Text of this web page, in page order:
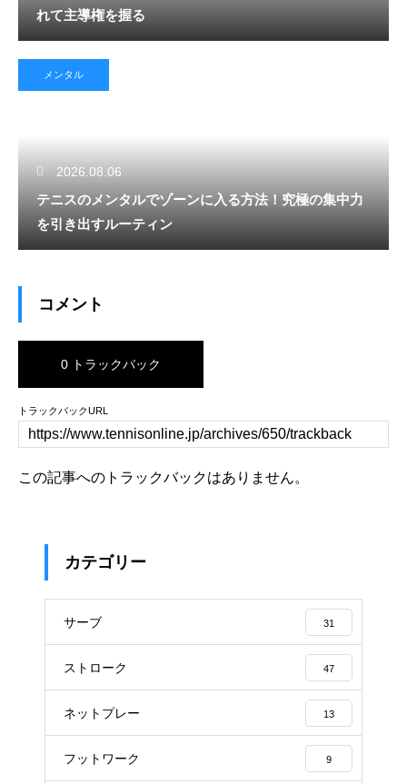
れて主導権を握る
メンタル
2026.08.06
テニスのメンタルでゾーンに入る方法！究極の集中力
を引き出すルーティン
コメント
0 トラックバック
トラックバックURL
この記事へのトラックバックはありません。
カテゴリー
サーブ 31
ストローク 47
ネットプレー 13
フットワーク 9